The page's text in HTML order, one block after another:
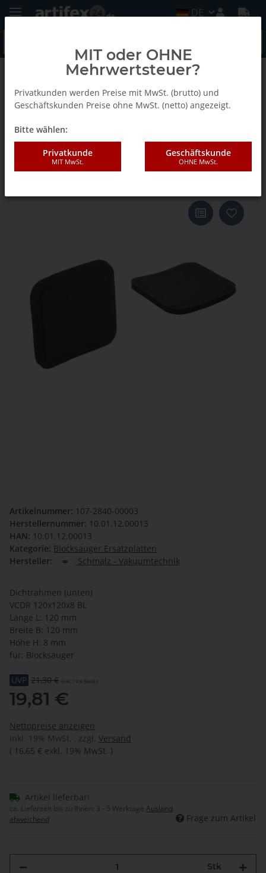
DE
Zurück zur Liste Blocksauger Ersatzplatten
Schmalz Dichtrahmen unten
VCDR 120 x 120 x 8 mm aus
Moosgummi für VCBL-T
Artikelnummer: 107-2840-00003
Herstellernummer: 10.01.12.00013
HAN: 10.01.12.00013
Kategorie: Blocksauger Ersatzplatten
Hersteller:
Schmalz - Vakuumtechnik
Dichtrahmen (unten)
VCDR 120x120x8 BL
Länge L: 120 mm
Breite B: 120 mm
Höhe H: 8 mm
für: Blocksauger
UVP 21,30 € (inkl. 19% MwSt.)
19,81 €
Nettopreise anzeigen
inkl. 19% MwSt. , zzgl. Versand
( 16,65 € exkl. 19% MwSt. )
Artikel lieferbar!
ca. Lieferzeit bis zu Ihnen: 3 - 5 Werktage Ausland
abweichend
Frage zum Artikel
Stk
MIT oder OHNE
Mehrwertsteuer?
Privatkunden werden Preise mit MwSt. (brutto) und
Geschäftskunden Preise ohne MwSt. (netto) angezeigt.
Bitte wählen:
Privatkunde
MIT MwSt.
Geschäftskunde
OHNE MwSt.